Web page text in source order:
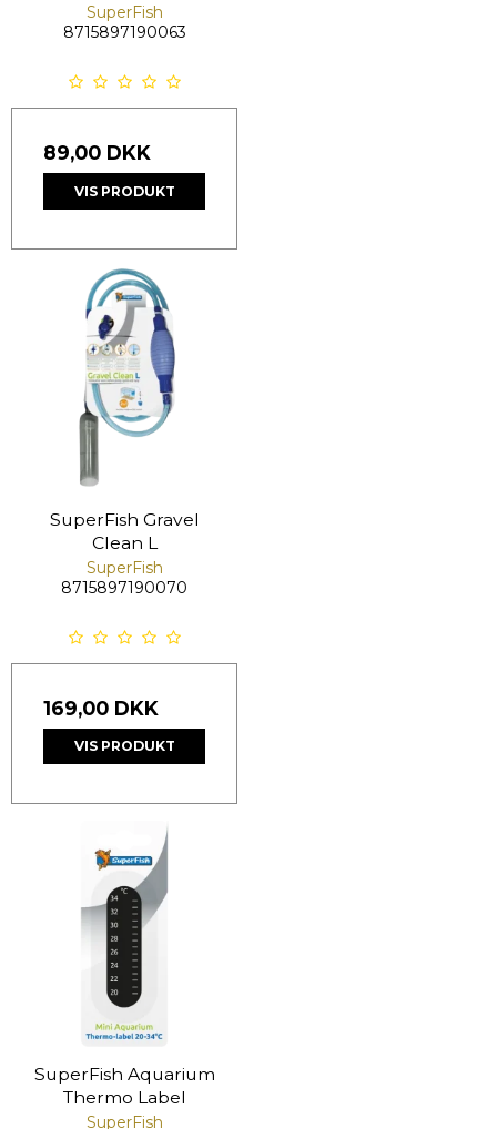
SuperFish
8715897190063
89,00 DKK
VIS PRODUKT
SuperFish Gravel
Clean L
SuperFish
8715897190070
169,00 DKK
VIS PRODUKT
SuperFish Aquarium
Thermo Label
SuperFish